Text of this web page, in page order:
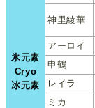
氷元素
Cryo
冰元素
神里綾華
アーロイ
申鶴
レイラ
ミカ